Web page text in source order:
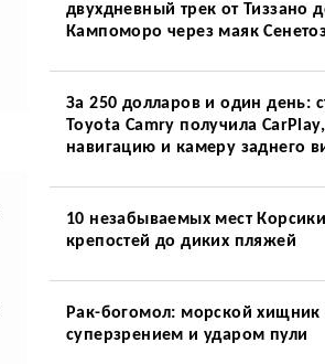
двухдневный трек от Тиззано
Кампоморо через маяк
За 250 долларов и один день:
Toyota Camry получила CarPlay,
навигацию и камеру заднего
10 незабываемых мест
крепостей до диких пляжей
Рак-богомол: морской хищник
суперзрением и ударом пули